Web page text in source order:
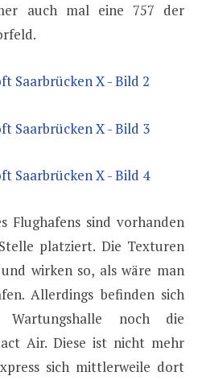
auch mal eine 757 der
Flughafens sind vorhanden
platziert. Die Texturen
wirken so, als wäre man
Allerdings befinden sich
noch die
Air. Diese ist nicht mehr
sich mittlerweile dort